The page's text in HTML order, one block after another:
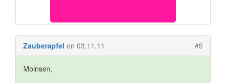
Zauberapfel on 03.11.11 #5
Moinsen,